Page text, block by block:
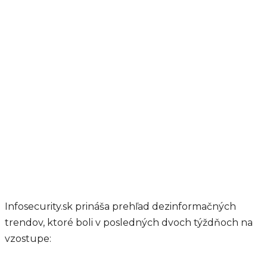
Infosecurity.sk prináša prehľad dezinformačných
trendov, ktoré boli v posledných dvoch týždňoch na
vzostupe: